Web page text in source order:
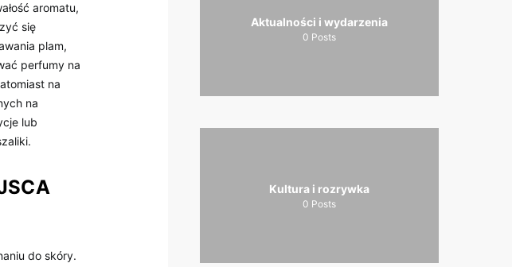
aromatu,
się
plam,
perfumy na
na
na
lub
do skóry.
Aktualności i wydarzenia
0 Posts
Kultura i rozrywka
0 Posts